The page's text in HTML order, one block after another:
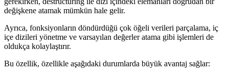
değişkene atamak mümkün hale gelir.
Ayrıca, fonksiyonların döndürdüğü çok öğeli verileri parçalama, iç
içe dizileri yönetme ve varsayılan değerler atama gibi işlemleri de
oldukça kolaylaştırır.
Bu özellik, özellikle aşağıdaki durumlarda büyük avantaj sağlar: